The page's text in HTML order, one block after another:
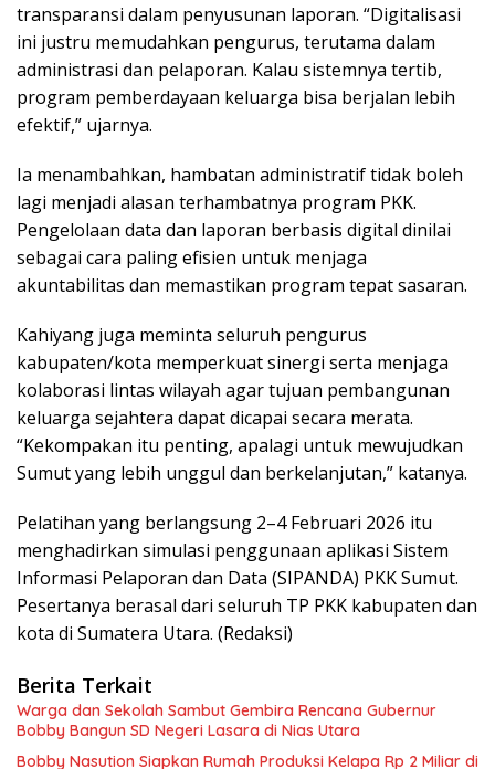
transparansi dalam penyusunan laporan. “Digitalisasi
ini justru memudahkan pengurus, terutama dalam
administrasi dan pelaporan. Kalau sistemnya tertib,
program pemberdayaan keluarga bisa berjalan lebih
efektif,” ujarnya.
Ia menambahkan, hambatan administratif tidak boleh
lagi menjadi alasan terhambatnya program PKK.
Pengelolaan data dan laporan berbasis digital dinilai
sebagai cara paling efisien untuk menjaga
akuntabilitas dan memastikan program tepat sasaran.
Kahiyang juga meminta seluruh pengurus
kabupaten/kota memperkuat sinergi serta menjaga
kolaborasi lintas wilayah agar tujuan pembangunan
keluarga sejahtera dapat dicapai secara merata.
“Kekompakan itu penting, apalagi untuk mewujudkan
Sumut yang lebih unggul dan berkelanjutan,” katanya.
Pelatihan yang berlangsung 2–4 Februari 2026 itu
menghadirkan simulasi penggunaan aplikasi Sistem
Informasi Pelaporan dan Data (SIPANDA) PKK Sumut.
Pesertanya berasal dari seluruh TP PKK kabupaten dan
kota di Sumatera Utara. (Redaksi)
Berita Terkait
Warga dan Sekolah Sambut Gembira Rencana Gubernur
Bobby Bangun SD Negeri Lasara di Nias Utara
Bobby Nasution Siapkan Rumah Produksi Kelapa Rp 2 Miliar di